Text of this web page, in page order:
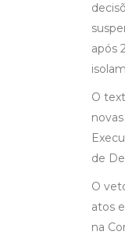
após
O
de
O
atos
na